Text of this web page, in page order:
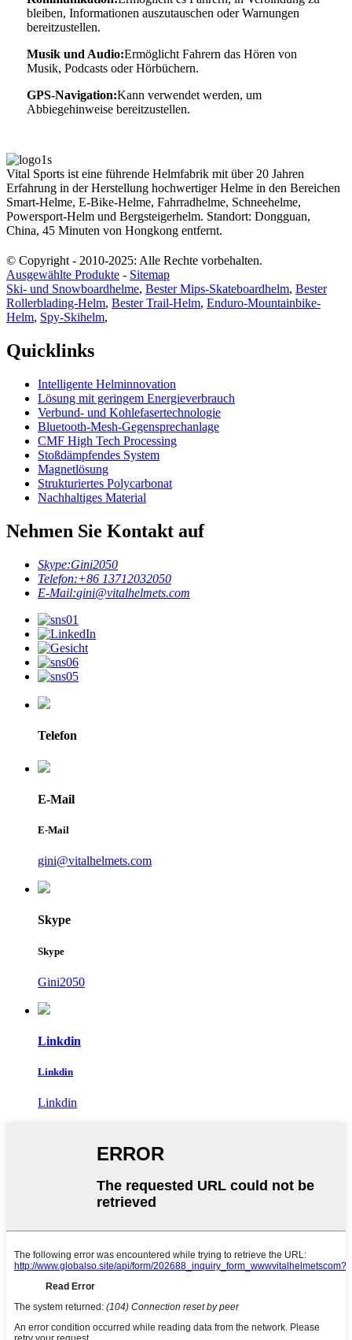
bleiben, Informationen auszutauschen oder Warnungen
bereitzustellen.
Musik und Audio:Ermöglicht Fahrern das Hören von
Musik, Podcasts oder Hörbüchern.
GPS-Navigation:Kann verwendet werden, um
Abbiegehinweise bereitzustellen.
Vital Sports ist eine führende Helmfabrik mit über 20 Jahren
Erfahrung in der Herstellung hochwertiger Helme in den Bereichen
Smart-Helme, E-Bike-Helme, Fahrradhelme, Schneehelme,
Powersport-Helm und Bergsteigerhelm. Standort: Dongguan,
China, 45 Minuten von Hongkong entfernt.
© Copyright - 2010-2025: Alle Rechte vorbehalten.
Ausgewählte Produkte - Sitemap
Ski- und Snowboardhelme, Bester Mips-Skateboardhelm, Bester
Rollerblading-Helm, Bester Trail-Helm, Enduro-Mountainbike-
Helm, Spy-Skihelm,
Quicklinks
Intelligente Helminnovation
Lösung mit geringem Energieverbrauch
Verbund- und Kohlefasertechnologie
Bluetooth-Mesh-Gegensprechanlage
CMF High Tech Processing
Stoßdämpfendes System
Magnetlösung
Strukturiertes Polycarbonat
Nachhaltiges Material
Nehmen Sie Kontakt auf
Skype:Gini2050
Telefon:+86 13712032050
E-Mail:gini@vitalhelmets.com
Telefon
E-Mail
E-Mail
gini@vitalhelmets.com
Skype
Skype
Gini2050
Linkdin
Linkdin
Linkdin